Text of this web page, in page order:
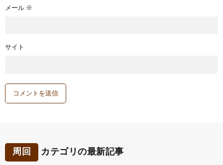
メール ※
サイト
周回 カテゴリの最新記事